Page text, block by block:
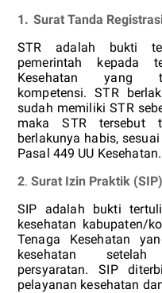
1. Surat Tanda
STR adalah bukti
pemerintah kepada
Kesehatan yang
kompetensi. STR
sudah memiliki STR
maka STR tersebut
berlakunya habis,
Pasal 449 UU Kesehatan.
2.Surat Izin Praktik (SIP)
SIP adalah bukti
kesehatan kabupaten/
Tenaga Kesehatan
kesehatan setelah
persyaratan. SIP
pelayanan kesehatan